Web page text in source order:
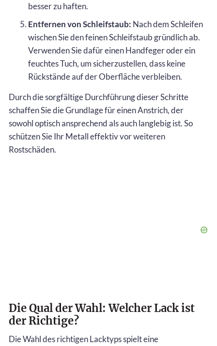
besser zu haften.
Entfernen von Schleifstaub: Nach dem Schleifen
wischen Sie den feinen Schleifstaub gründlich ab.
Verwenden Sie dafür einen Handfeger oder ein
feuchtes Tuch, um sicherzustellen, dass keine
Rückstände auf der Oberfläche verbleiben.
Durch die sorgfältige Durchführung dieser Schritte
schaffen Sie die Grundlage für einen Anstrich, der
sowohl optisch ansprechend als auch langlebig ist. So
schützen Sie Ihr Metall effektiv vor weiteren
Rostschäden.
Die Qual der Wahl: Welcher Lack ist
der Richtige?
Die Wahl des richtigen Lacktyps spielt eine